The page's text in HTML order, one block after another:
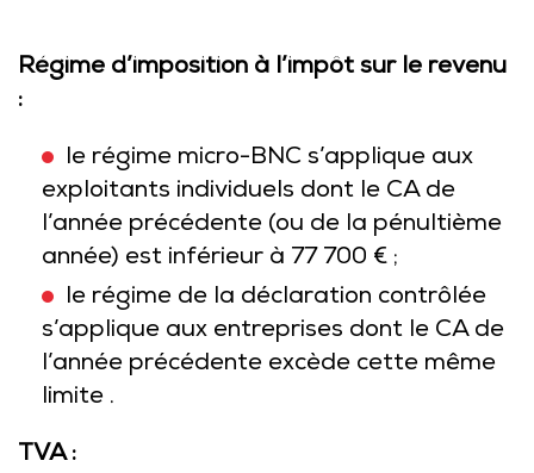
Régime d’imposition à l’impôt sur le revenu
:
le régime micro-BNC s’applique aux
exploitants individuels dont le CA de
l’année précédente (ou de la pénultième
année) est inférieur à 77 700 € ;
le régime de la déclaration contrôlée
s’applique aux entreprises dont le CA de
l’année précédente excède cette même
limite .
TVA :